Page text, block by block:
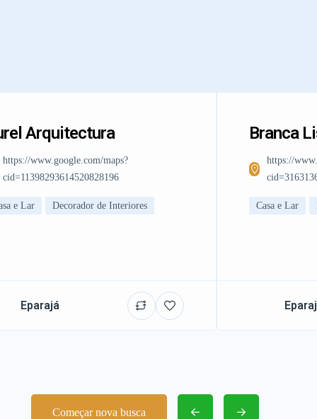
Arquitectura
https://www.google.com/maps?
cid=11398293614520828196
e Lar Decorador de Interiores
Eparajá
Branca
https://
Casa e Lar
Começar nova busca